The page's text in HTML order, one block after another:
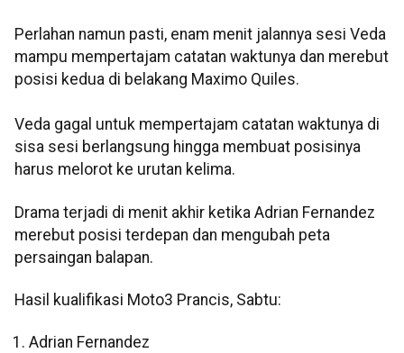
Perlahan namun pasti, enam menit jalannya sesi Veda
mampu mempertajam catatan waktunya dan merebut
posisi kedua di belakang Maximo Quiles.
Veda gagal untuk mempertajam catatan waktunya di
sisa sesi berlangsung hingga membuat posisinya
harus melorot ke urutan kelima.
Drama terjadi di menit akhir ketika Adrian Fernandez
merebut posisi terdepan dan mengubah peta
persaingan balapan.
Hasil kualifikasi Moto3 Prancis, Sabtu:
Adrian Fernandez